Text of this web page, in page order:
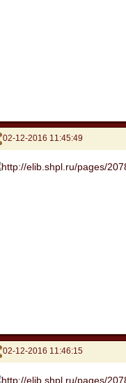
02-12-2016 11:45:49
02-12-2016 11:46:15